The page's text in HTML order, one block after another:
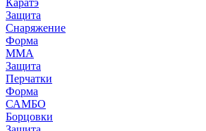
Каратэ
Защита
Снаряжение
Форма
ММА
Защита
Перчатки
Форма
САМБО
Борцовки